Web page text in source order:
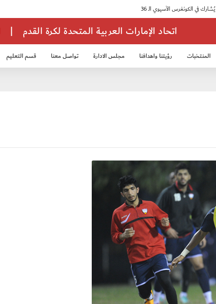
| اتحاد الإمارات العربية المتحدة لكرة القدم
المنتخبات رؤيتنا واهدافنا مجلس الادارة تواصل معنا قسم التعليم